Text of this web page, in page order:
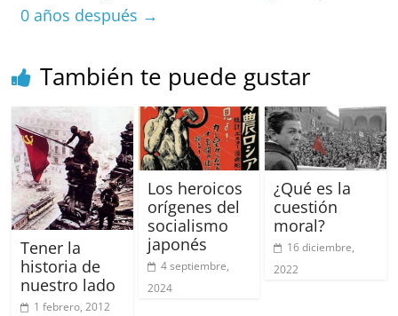
o p
0 años después →
También te puede gustar
Tener la
historia de
nuestro lado
1 febrero, 2012
Los heroicos
orígenes del
socialismo
japonés
4 septiembre,
2024
¿Qué es la
cuestión
moral?
16 diciembre,
2022